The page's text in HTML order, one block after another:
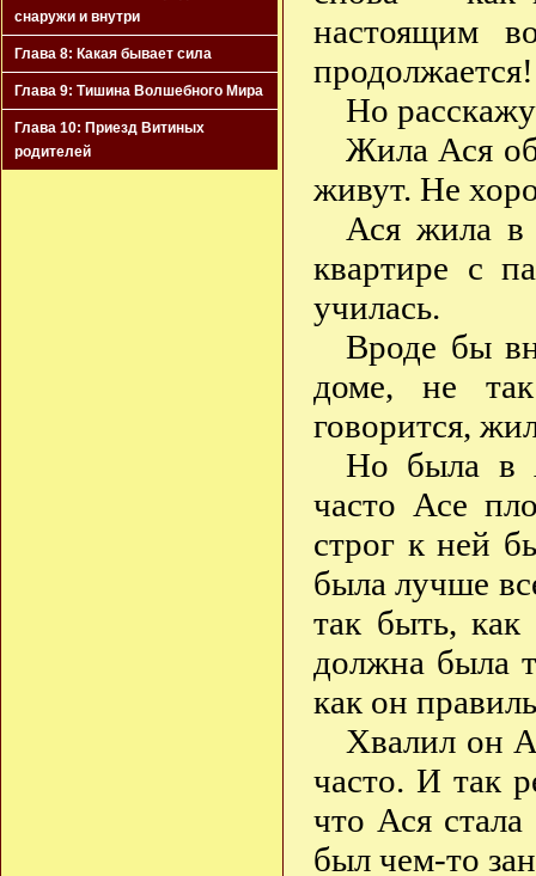
снаружи и внутри
Глава 8: Какая бывает сила
Глава 9: Тишина Волшебного Мира
Глава 10: Приезд Витиных
родителей
настоящим
продолжается!
Но
Жила Ася
живут. Не
Ася жила в
квартире с
училась.
Вроде бы
доме, не
говорится,
Но была в
часто Асе
строг к ней
была лучше
так быть,
должна была
как он
Хвалил он
часто. И так
что Ася
был чем-то